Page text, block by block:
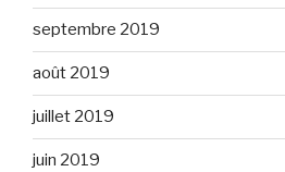
septembre 2019
août 2019
juillet 2019
juin 2019